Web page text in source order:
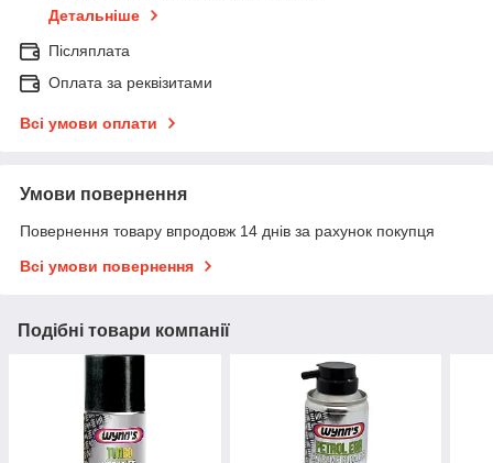
Детальніше
Післяплата
Оплата за реквізитами
Всі умови оплати
Умови повернення
Повернення товару впродовж 14 днів за рахунок покупця
Всі умови повернення
Подібні товари компанії